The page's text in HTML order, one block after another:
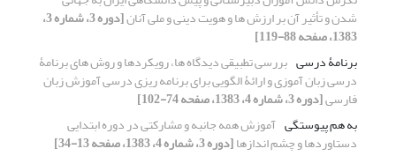
شدن و تأثیر آن بر ارزش ها و هویت دینی و ملی آنان [دوره 3، شماره 3،
1383، صفحه 88-119]
برنامۀ درسی بررسی تطبیقی دیدگاه ها، رویکردها و روش های برنامۀ
درسی زبان آموزی و ارائۀ الگویی برای برنامه ریزی درسی آموزش زبان
فارسی[دوره 3، شماره 4، 1383، صفحه 74-102]
به هم پیوستگی آموزش همه جانبه و مشارکتی در دوره ابتدایی
دستاوردها و چشم اندازها[دوره 3، شماره 4، 1383، صفحه 13-34]